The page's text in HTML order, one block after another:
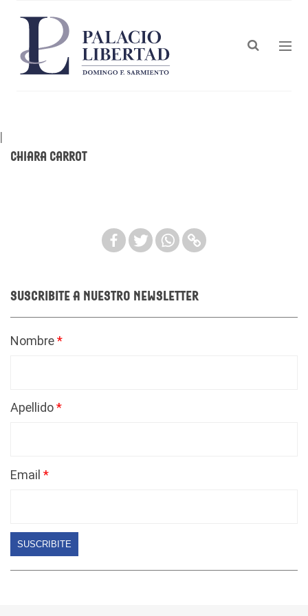
|
Chiara Carrot
Suscribite a nuestro newsletter
Nombre
Apellido
Email
SUSCRIBITE